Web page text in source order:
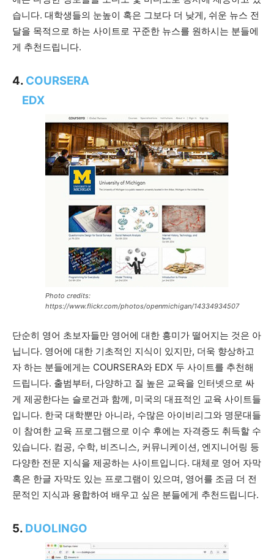
습니다. 대학생들의 눈높이 혹은 그보다 더 낮게, 쉬운 뉴스 전
달을 목적으로 하는 사이트로 꾸준한 뉴스를 원하시는 분들에
게 추천드립니다.
4. COURSERA
EDX
Photo credits:
https://www.flickr.com/photos/openmichigan/14334934507
단순히 영어 초보자들만 영어에 대한 흥미가 떨어지는 것은 아
닙니다. 영어에 대한 기초적인 지식이 있지만, 더욱 향상하고
자 하는 분들에게는 COURSERA와 EDX 두 사이트를 추천해
드립니다. 출범부터, 다양하고 질 높은 교육을 인터넷으로 싸
게 제공한다는 슬로건과 함께, 미국의 대표적인 교육 사이트들
입니다. 한국 대학뿐만 아니라, 수많은 아이비리그와 명문대들
이 참여한 교육 프로그램으로 이수 후에는 자격증도 취득할 수
있습니다. 컴공, 수학, 비즈니스, 커뮤니케이션, 엔지니어링 등
다양한 전문 지식을 제공하는 사이트입니다. 대체로 영어 자막
혹은 한글 자막도 있는 프로그램이 있으며, 영어를 조금 더 전
문적인 지식과 융합하여 배우고 싶은 분들에게 추천드립니다.
5. DUOLINGO